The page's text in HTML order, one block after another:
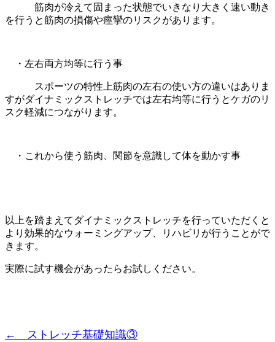
筋肉が冷えて固まった状態でいきなり大きく速い動き
を行うと筋肉の損傷や痙攣のリスクがあります。
・左右両方均等に行う事
スポーツの特性上筋肉の左右の使い方の違いはありま
すがダイナミックストレッチでは左右均等に行うとケガのリ
スク軽減につながります。
・これから使う筋肉、関節を意識して体を動かす事
以上を踏まえてダイナミックストレッチを行っていただくと
より効果的なウォーミングアップ、リハビリが行うことがで
きます。
実際に試す機会があったらお試しください。
← ストレッチ基礎知識③